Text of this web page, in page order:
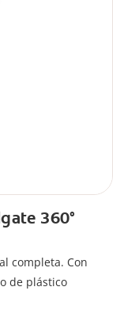
360°
completa. Con
de plástico